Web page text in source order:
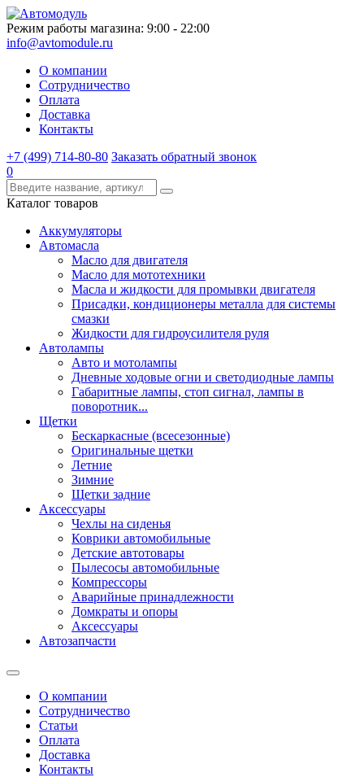
Режим работы магазина: 9:00 - 22:00
info@avtomodule.ru
О компании
Сотрудничество
Оплата
Доставка
Контакты
+7 (499) 714-80-80 Заказать обратный звонок
0
Каталог товаров
Аккумуляторы
Автомасла
Масло для двигателя
Масло для мототехники
Масла и жидкости для промывки двигателя
Присадки, кондиционеры металла для системы
смазки
Жидкости для гидроусилителя руля
Автолампы
Авто и мотолампы
Дневные ходовые огни и светодиодные лампы
Габаритные лампы, стоп сигнал, лампы в
поворотник...
Щетки
Бескаркасные (всесезонные)
Оригинальные щетки
Летние
Зимние
Щетки задние
Аксессуары
Чехлы на сиденья
Коврики автомобильные
Детские автотовары
Пылесосы автомобильные
Компрессоры
Аварийные принадлежности
Домкраты и опоры
Аксессуары
Автозапчасти
О компании
Сотрудничество
Статьи
Оплата
Доставка
Контакты